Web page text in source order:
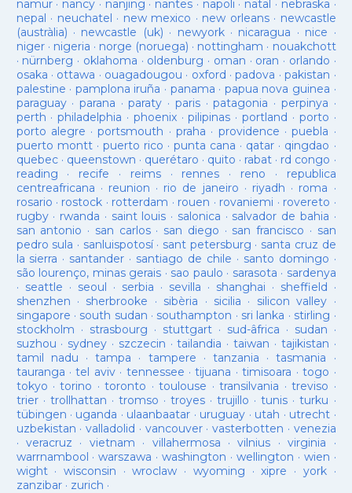
namur· nancy · nanjing · nantes · napoli · natal · nebraska ·
nepal · neuchatel · new mexico · new orleans· newcastle
(austràlia) · newcastle (uk) · newyork· nicaragua · nice ·
niger· nigeria · norge (noruega) · nottingham · nouakchott
· nürnberg · oklahoma · oldenburg · oman · oran · orlando ·
osaka · ottawa · ouagadougou · oxford ·padova ·pakistan ·
palestine · pamplona iruña · panama · papua nova guinea ·
paraguay· parana ·paraty · paris·patagonia · perpinya ·
perth ·philadelphia · phoenix·pilipinas ·portland · porto ·
porto alegre ·portsmouth ·praha · providence ·puebla ·
puerto montt· puerto rico ·punta cana · qatar · qingdao ·
quebec· queenstown · querétaro · quito · rabat · rd congo ·
reading · recife · reims· rennes · reno · republica
centreafricana · reunion · rio de janeiro · riyadh · roma ·
rosario · rostock · rotterdam · rouen · rovaniemi · rovereto ·
rugby· rwanda · saint louis · salonica · salvador de bahia ·
san antonio · san carlos· san diego · san francisco · san
pedro sula · sanluispotosí· sant petersburg · santa cruz de
la sierra · santander · santiago de chile · santo domingo ·
são lourenço, minas gerais · sao paulo · sarasota · sardenya
· seattle · seoul · serbia · sevilla · shanghai · sheffield ·
shenzhen · sherbrooke · sibèria · sicilia · silicon valley ·
singapore · south sudan · southampton · sri lanka · stirling ·
stockholm · strasbourg · stuttgart· sud-âfrica · sudan ·
suzhou · sydney · szczecin ·tailandia ·taiwan · tajikistan ·
tamil nadu ·tampa · tampere · tanzania ·tasmania ·
tauranga ·tel aviv· tennessee ·tijuana ·timisoara ·togo ·
tokyo ·torino ·toronto ·toulouse ·transilvania ·treviso ·
trier· trollhattan · tromso · troyes·trujillo ·tunis ·turku ·
tübingen · uganda · ulaanbaatar · uruguay · utah · utrecht ·
uzbekistan · valladolid · vancouver· vasterbotten · venezia
· veracruz · vietnam · villahermosa ·vilnius ·virginia ·
warrnambool ·warszawa ·washington · wellington · wien ·
wight· wisconsin ·wroclaw · wyoming ·xipre · york·
zanzibar· zurich ·